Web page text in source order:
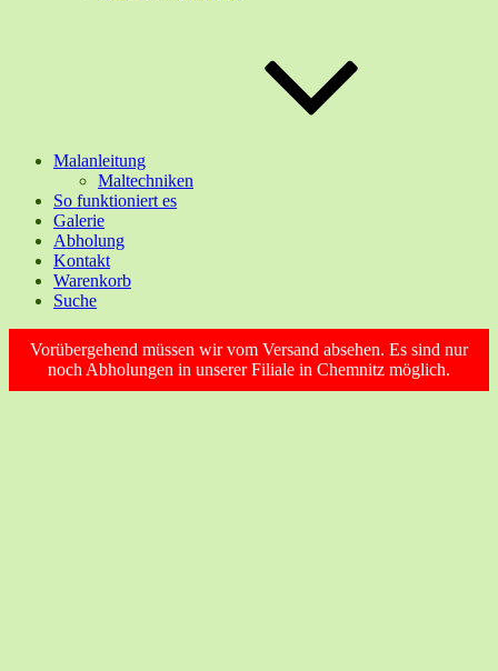
Malanleitung
Maltechniken
So funktioniert es
Galerie
Abholung
Kontakt
Warenkorb
Suche
Vorübergehend müssen wir vom Versand absehen. Es sind nur
noch Abholungen in unserer Filiale in Chemnitz möglich.